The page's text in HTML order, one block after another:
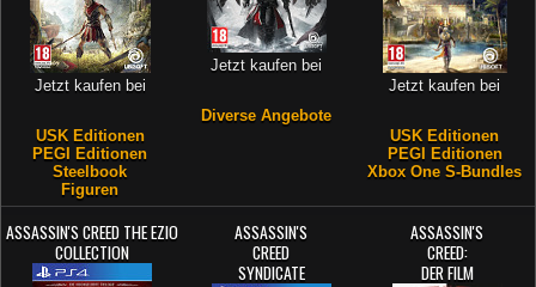
Jetzt kaufen bei
USK Editionen
PEGI Editionen
Steelbook
Figuren
Jetzt kaufen bei
Diverse Angebote
Jetzt kaufen bei
USK Editionen
PEGI Editionen
Xbox One S-Bundles
ASSASSIN'S CREED THE EZIO
COLLECTION
ASSASSIN'S
CREED
SYNDICATE
ASSASSIN'S
CREED:
DER FILM